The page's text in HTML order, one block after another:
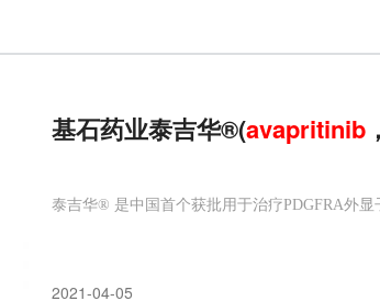
基石药业泰吉华®(avapritinib
泰吉华® 是中国首个获批用于治疗PDGFRA外显
2021-04-05